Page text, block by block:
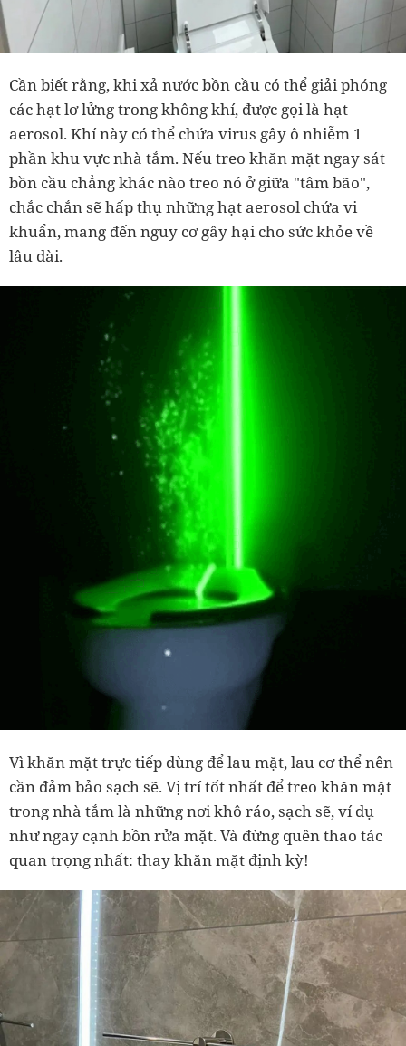
Cần biết rằng, khi xả nước bồn cầu có thể giải phóng
các hạt lơ lửng trong không khí, được gọi là hạt
aerosol. Khí này có thể chứa virus gây ô nhiễm 1
phần khu vực nhà tắm. Nếu treo khăn mặt ngay sát
bồn cầu chẳng khác nào treo nó ở giữa "tâm bão",
chắc chắn sẽ hấp thụ những hạt aerosol chứa vi
khuẩn, mang đến nguy cơ gây hại cho sức khỏe về
lâu dài.
Vì khăn mặt trực tiếp dùng để lau mặt, lau cơ thể nên
cần đảm bảo sạch sẽ. Vị trí tốt nhất để treo khăn mặt
trong nhà tắm là những nơi khô ráo, sạch sẽ, ví dụ
như ngay cạnh bồn rửa mặt. Và đừng quên thao tác
quan trọng nhất: thay khăn mặt định kỳ!